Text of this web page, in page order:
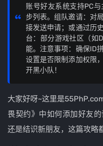
账号好友系统支持PC
步列表。组队邀请：对
接发送申请；或通过历
台：部分游戏社区（如
能。注意事项：确保ID
设置是否限制添加权限
开黑小队！
大家好呀~这里是
畏契约》中如何添加好友
还是结识新朋友，这篇攻